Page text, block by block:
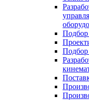
Подбор
Подбор